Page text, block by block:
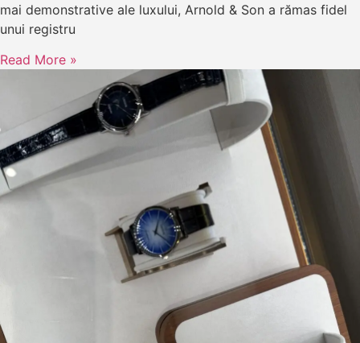
mai demonstrative ale luxului, Arnold & Son a rămas fidel
unui registru
Read More »